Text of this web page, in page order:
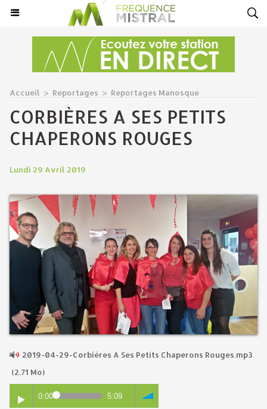
Accueil > Reportages > Reportages Manosque
CORBIÈRES A SES PETITS
CHAPERONS ROUGES
Lundi 29 Avril 2019
2019-04-29-Corbières A Ses Petits Chaperons Rouges.mp3
(2.71 Mo)
0:00 5:09